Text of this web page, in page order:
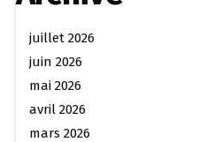
juillet 2026
juin 2026
mai 2026
avril 2026
mars 2026